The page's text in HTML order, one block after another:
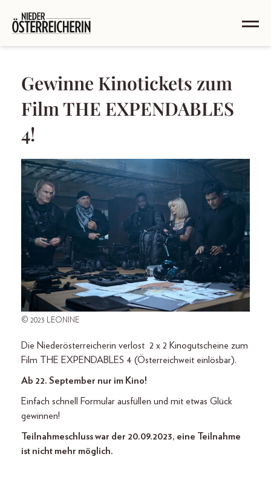
Gewinne Kinotickets zum
Film THE EXPENDABLES
4!
© 2023 LEONINE
Die Niederösterreicherin verlost 2 x 2 Kinogutscheine zum
Film THE EXPENDABLES 4 (Österreichweit einlösbar).
Ab 22. September nur im Kino!
Einfach schnell Formular ausfüllen und mit etwas Glück
gewinnen!
Teilnahmeschluss war der 20.09.2023, eine Teilnahme
ist nicht mehr möglich.